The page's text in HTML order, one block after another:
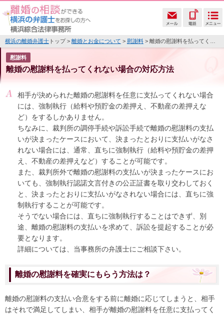
横浜の離婚弁護士 トップ > 離婚とお金について > 慰謝料 > 離婚の慰謝料を払ってくれない場合の対応方法
慰謝料
離婚の慰謝料を払ってくれない場合の対応方法
相手が決められた離婚の慰謝料を任意に支払ってくれない場合
には、強制執行（給料や預貯金の差押え、不動産の差押えな
ど）をするしかありません。
ちなみに、裁判所の調停手続や訴訟手続で離婚の慰謝料の支払
いが決まったケースにおいて、決まったとおりに支払いがなさ
れない場合には、通常、直ちに強制執行（給料や預貯金の差押
え、不動産の差押えなど）することが可能です。
また、裁判所外で離婚の慰謝料の支払いが決まったケースにお
いても、強制執行認諾文言付きの公正証書を取り交わしておく
と、決まったとおりに支払いがなされない場合には、直ちに強
制執行することが可能です。
そうでない場合には、直ちに強制執行することはできず、別
途、離婚の慰謝料の支払いを求めて、訴訟を提起することが必
要となります。
詳細については、当事務所の弁護士にご相談下さい。
離婚の慰謝料を確実にもらう方法は？
離婚の慰謝料の支払い合意をする前に離婚に応じてしまうと、相手
はそれで満足してしまい、相手が離婚の慰謝料を任意に支払ってく